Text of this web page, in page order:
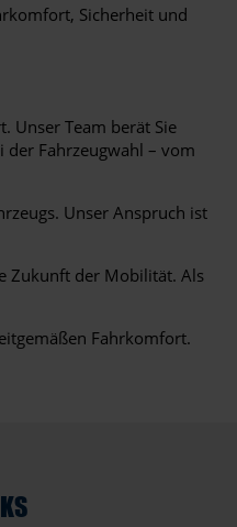
Sicherheit und
Unser Team berät Sie
Fahrzeugwahl – vom
Unser Anspruch ist
Zukunft der Mobilität. Als
Fahrkomfort.